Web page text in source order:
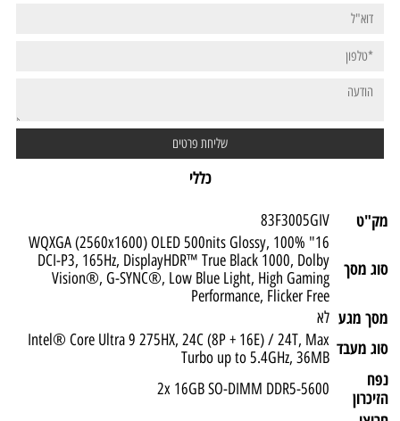
כללי
מק"ט
83F3005GIV
סוג מסך
16" WQXGA (2560x1600) OLED 500nits Glossy, 100%
DCI-P3, 165Hz, DisplayHDR™ True Black 1000, Dolby
Vision®, G-SYNC®, Low Blue Light, High Gaming
Performance, Flicker Free
מסך מגע לא
סוג מעבד Intel® Core Ultra 9 275HX, 24C (8P + 16E) / 24T, Max
Turbo up to 5.4GHz, 36MB
נפח
הזיכרון
2x 16GB SO-DIMM DDR5-5600